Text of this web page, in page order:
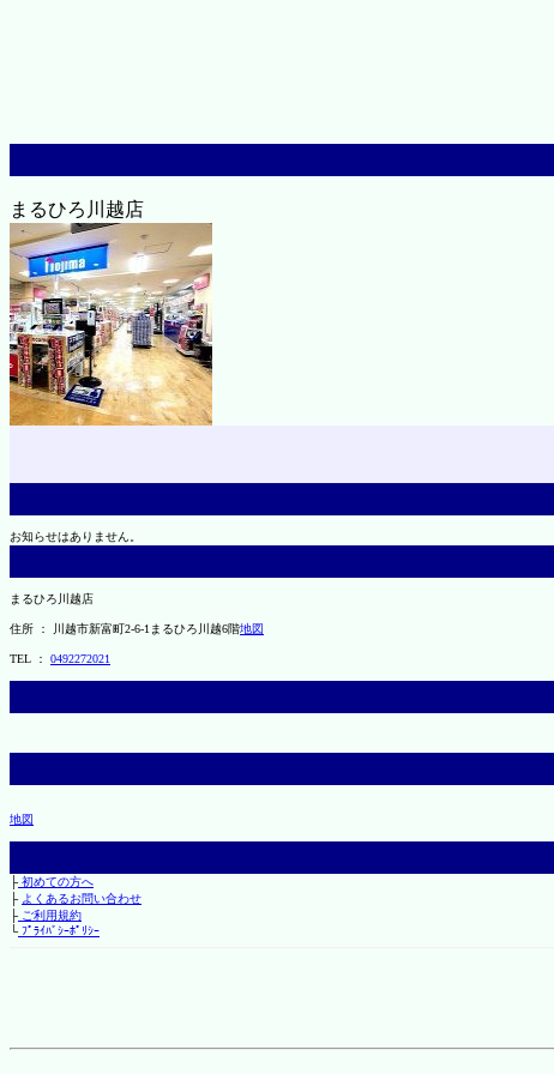
まるひろ川越店
お知らせはありません。
まるひろ川越店
住所 ： 川越市新富町2-6-1まるひろ川越6階地図
TEL ： 0492272021
地図
├初めての方へ
├ よくあるお問い合わせ
├ご利用規約
└ﾌﾟﾗｲﾊﾞｼｰﾎﾟﾘｼｰ